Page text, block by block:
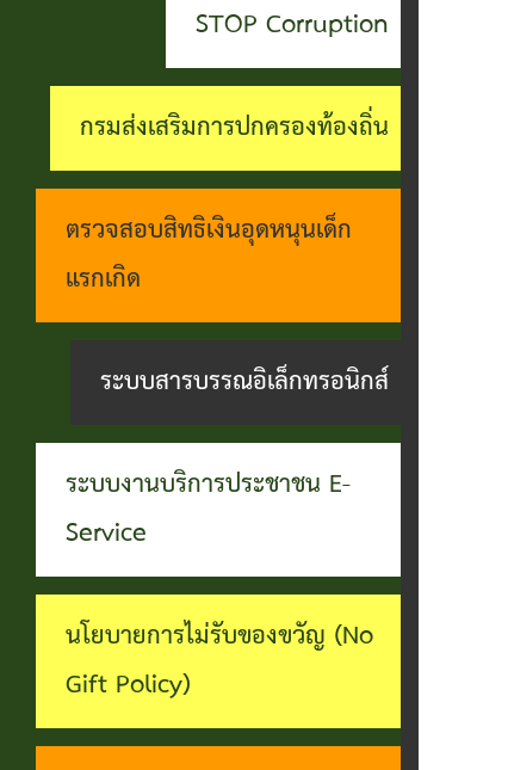
ตรวจ
สอบ
ราย
ชื่อ
โอน
เงิน
บัญชี
เบี้ย
ยังชีพ
ระบบงาน
บริการ
ประชาชน
(E-
สาธารณสุข
และสิ่ง
แวดล้อม
กอง
การ
ศึกษา
ที่น่า
การ
ดำเนิน
การตาม
นโยบาย
การ
บริหาร
งาน
บุคคล
ช่อง
ทางการ
รับฟัง
ความ
คิดเห็น
แจ้ง
ข้อมูล
เบาะแส
การ
ทุจริต
STOP Corruption
กรมส่งเสริมการปกครองท้องถิ่น
ตรวจสอบสิทธิเงินอุดหนุนเด็ก
แรกเกิด
ระบบสารบรรณอิเล็กทรอนิกส์
ระบบงานบริการประชาชน E-
Service
นโยบายการไม่รับของขวัญ (No
Gift Policy)